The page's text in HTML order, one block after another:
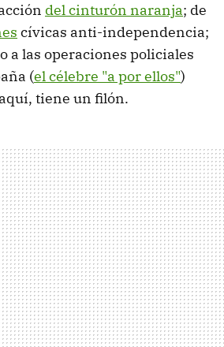
del cinturón naranja; de
cívicas anti-independencia;
a las operaciones policiales
(el célebre "a por ellos")
tiene un filón.